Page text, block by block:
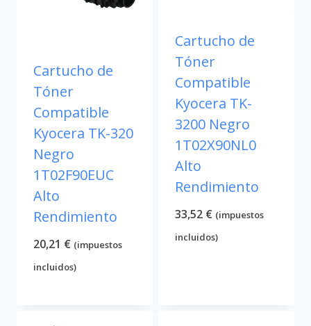
Cartucho de
Tóner
Compatible
Kyocera TK-320
Negro
1T02F90EUC
Alto
Rendimiento
20,21 € (impuestos
incluidos)
Cartucho de
Tóner
Compatible
Kyocera TK-
3200 Negro
1T02X90NL0
Alto
Rendimiento
33,52 € (impuestos
incluidos)